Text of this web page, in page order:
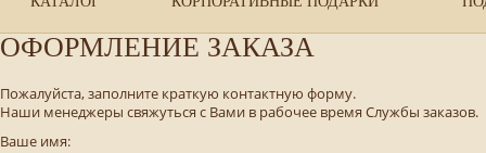
ОФОРМЛЕНИЕ ЗАКАЗА
Пожалуйста, заполните краткую контактную форму.
Наши менеджеры свяжуться с Вами в рабочее время Службы заказов.
Ваше имя: